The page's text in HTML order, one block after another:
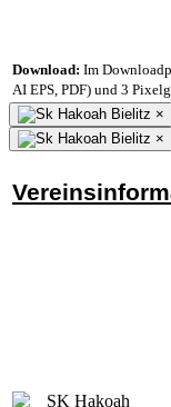
Download: Im
AI EPS, PDF) und 3
×
×